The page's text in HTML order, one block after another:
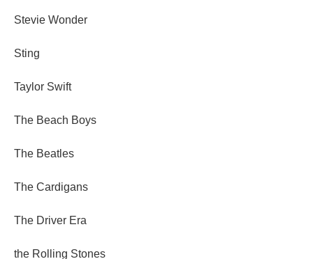
Stevie Wonder
Sting
Taylor Swift
The Beach Boys
The Beatles
The Cardigans
The Driver Era
the Rolling Stones